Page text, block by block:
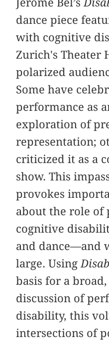
dance piece
with cognitive
Zurich's Theater
polarized
Some have
performance as
exploration of
representation;
criticized it as a
show. This
provokes
about the role of
cognitive
and dance—and
large. Using
basis for a
discussion of
disability, this
intersections of